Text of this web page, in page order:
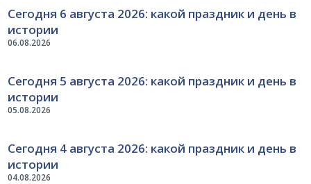
06.08.2026
Сегодня 6 августа 2026: какой праздник и день в
истории
05.08.2026
Сегодня 5 августа 2026: какой праздник и день в
истории
04.08.2026
Сегодня 4 августа 2026: какой праздник и день в
истории